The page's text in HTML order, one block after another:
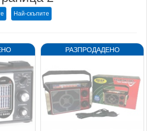
Най-скъпите